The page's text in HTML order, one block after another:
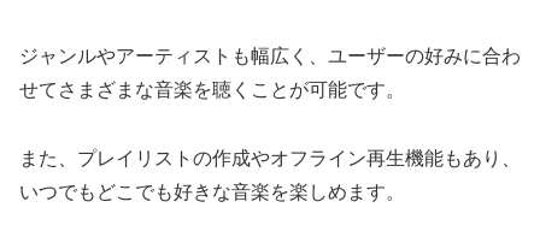
ジャンルやアーティストも幅広く、ユーザーの好みに合わ
せてさまざまな音楽を聴くことが可能です。
また、プレイリストの作成やオフライン再生機能もあり、
いつでもどこでも好きな音楽を楽しめます。